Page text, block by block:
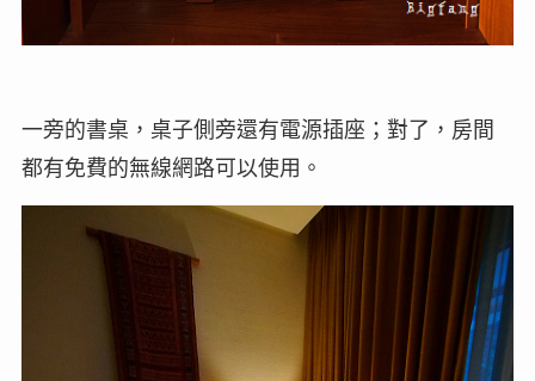
一旁的書桌，桌子側旁還有電源插座；對了，房間
都有免費的無線網路可以使用。